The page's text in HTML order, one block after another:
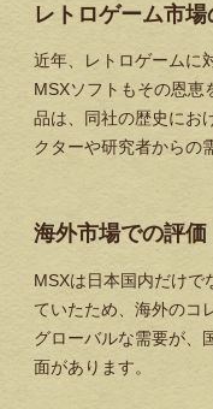
レトロゲーム市場
近年、レトロゲームに
MSXソフトもその恩恵
品は、同社の歴史にお
クターや研究者からの
海外市場での評価
MSXは日本国内だけで
ていたため、海外のコ
グローバルな需要が、
面があります。